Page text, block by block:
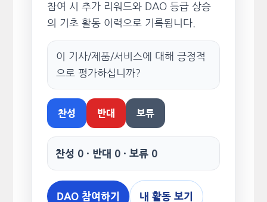
참여 시 추가 리워드와 DAO 등급 상승
의 기초 활동 이력으로 기록됩니다.
이 기사/제품/서비스에 대해 긍정적
으로 평가하십니까?
찬성 반대 보류
찬성 0 · 반대 0 · 보류 0
DAO 참여하기 내 활동 보기